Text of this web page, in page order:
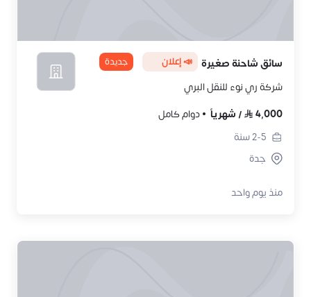
سائق شاحنة صغيرة 📣 إعلان جديدة
شركة ري نوء للنقل البري
4,000
/ شهرياً
دوام كامل
2-5سنة
جدة
منذ يوم واحد